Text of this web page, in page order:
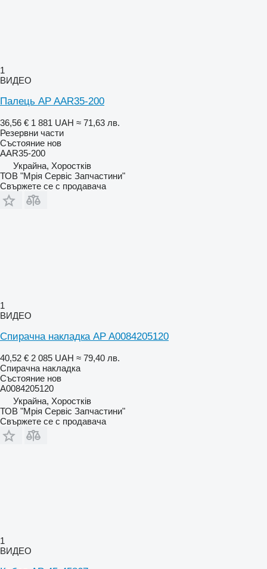
1
ВИДЕО
Палець AP AAR35-200
36,56 € 1 881 UAH ≈ 71,63 лв.
Резервни части
Състояние нов
AAR35-200
Украйна, Хоростків
ТОВ "Мрія Сервіс Запчастини"
Свържете се с продавача
1
ВИДЕО
Спирачна накладка AP A0084205120
40,52 € 2 085 UAH ≈ 79,40 лв.
Спирачна накладка
Състояние нов
A0084205120
Украйна, Хоростків
ТОВ "Мрія Сервіс Запчастини"
Свържете се с продавача
1
ВИДЕО